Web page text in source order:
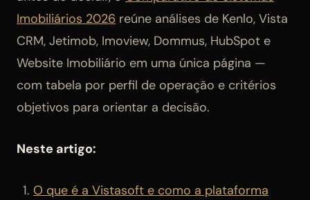
Imobiliários 2026 reúne análises de Kenlo, Vista
CRM, Jetimob, Imoview, Dommus, HubSpot e
Website Imobiliário em uma única página —
com tabela por perfil de operação e critérios
objetivos para orientar a decisão.
Neste artigo:
O que é a Vistasoft e como a plataforma